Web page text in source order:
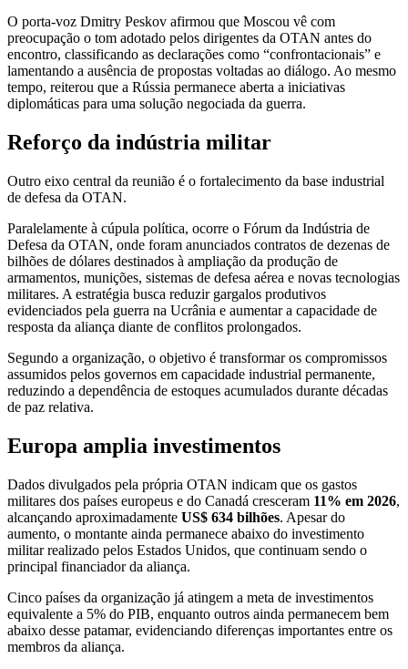
O porta-voz Dmitry Peskov afirmou que Moscou vê com
preocupação o tom adotado pelos dirigentes da OTAN antes do
encontro, classificando as declarações como “confrontacionais” e
lamentando a ausência de propostas voltadas ao diálogo. Ao mesmo
tempo, reiterou que a Rússia permanece aberta a iniciativas
diplomáticas para uma solução negociada da guerra.
Reforço da indústria militar
Outro eixo central da reunião é o fortalecimento da base industrial
de defesa da OTAN.
Paralelamente à cúpula política, ocorre o Fórum da Indústria de
Defesa da OTAN, onde foram anunciados contratos de dezenas de
bilhões de dólares destinados à ampliação da produção de
armamentos, munições, sistemas de defesa aérea e novas tecnologias
militares. A estratégia busca reduzir gargalos produtivos
evidenciados pela guerra na Ucrânia e aumentar a capacidade de
resposta da aliança diante de conflitos prolongados.
Segundo a organização, o objetivo é transformar os compromissos
assumidos pelos governos em capacidade industrial permanente,
reduzindo a dependência de estoques acumulados durante décadas
de paz relativa.
Europa amplia investimentos
Dados divulgados pela própria OTAN indicam que os gastos
militares dos países europeus e do Canadá cresceram 11% em 2026,
alcançando aproximadamente US$ 634 bilhões. Apesar do
aumento, o montante ainda permanece abaixo do investimento
militar realizado pelos Estados Unidos, que continuam sendo o
principal financiador da aliança.
Cinco países da organização já atingem a meta de investimentos
equivalente a 5% do PIB, enquanto outros ainda permanecem bem
abaixo desse patamar, evidenciando diferenças importantes entre os
membros da aliança.